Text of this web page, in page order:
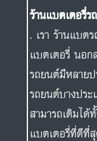
ร้านแบตเตอรี่
. เรา ร้านแบต
แบตเตอรี่ นอ
รถยนต์มีหลาย
รถยนต์บางปร
สามารถเติมไ
แบตเตอรี่ที่ดีที่